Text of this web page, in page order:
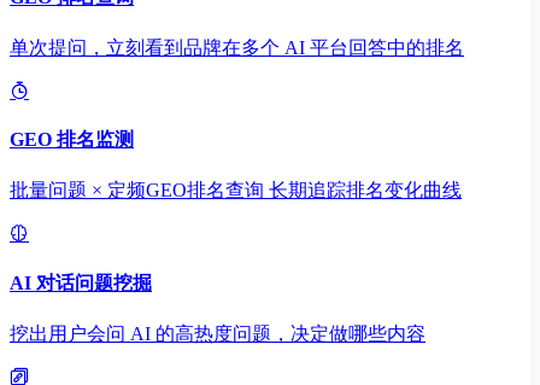
单次提问，立刻看到品牌在多个 AI 平台回答中的排名
GEO 排名监测
批量问题 × 定频GEO排名查询 长期追踪排名变化曲线
AI 对话问题挖掘
挖出用户会问 AI 的高热度问题，决定做哪些内容